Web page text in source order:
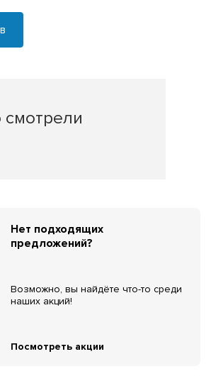
Нет подходящих
предложений?
Возможно, вы найдёте что-то среди
наших акций!
Посмотреть акции